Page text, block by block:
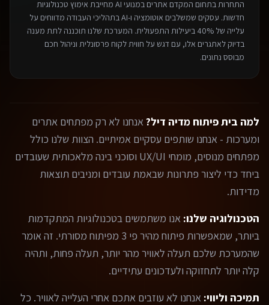
התחרות בתחום המקדם אתרים במנועי AI
מחייבת אימוץ טכנולוגיות
חדשות. עסקים שמשלבים אוטומציה ו-AI בתהליכי העבודה מדווחים על
עלייה של 40% ביעילות התפעולית. המערכת שלנו תוכננה לתת מענה
בדיוק לאתגרים אלו, עם דגש על חווית לקוח פרסונלית וניהול חכם
מבוסס נתונים.
למה בית פיתוח מדיה דיל?אנחנו לא רק מפתחים אתרים
ומערכות - אנחנו שותפים עסקיים אמיתיים. הצוות שלנו כולל
מפתחים מנוסים, מומחי UX/UI וסוכני בינה מלאכותית שעובדים
ביחד כדי ליצור פתרונות שבאמת עובדים ומניבים תוצאות
מדידות.
הטכנולוגיה שלנו: אנו משתמשים בטכנולוגיות המתקדמות
ביותר, שמאפשרות פיתוח מהיר פי 3 מפיתוח מסורתי. זה אומר
שהמערכת שלכם תעלה לאוויר מהר יותר, תעלה פחות, ותהיה
קלה יותר לתחזוקה ולעדכונים עתידיים.
תמיכה וליווי: אנחנו לא עוזבים אתכם אחרי העלייה לאוויר. כל